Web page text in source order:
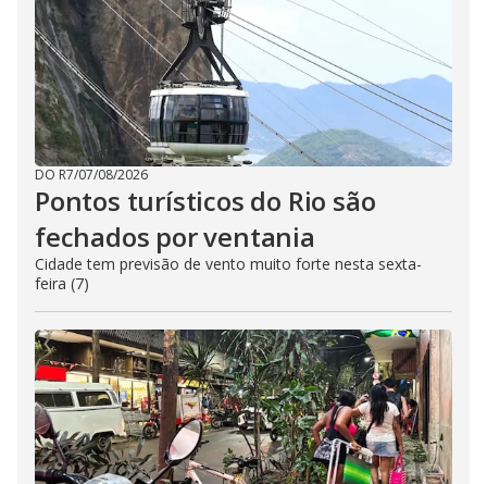
DO R7/07/08/2026
Pontos turísticos do Rio são
fechados por ventania
Cidade tem previsão de vento muito forte nesta sexta-
feira (7)